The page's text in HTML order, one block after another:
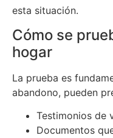
esta situación.
Cómo se
hogar
La prueba es
abandono, pueden
Testimonios de
Documentos